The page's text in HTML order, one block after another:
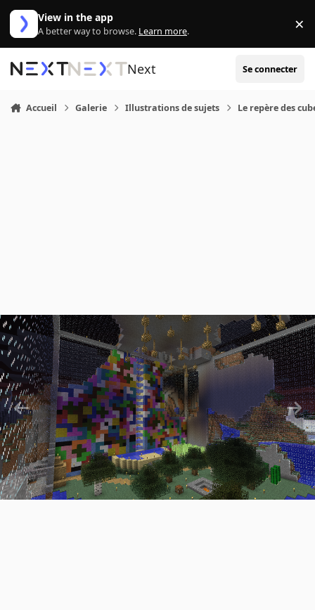
Aller au contenu
View in the app
A better way to browse. Learn more. ×
Next Se connecter
Accueil Galerie Illustrations de sujets Le repère des